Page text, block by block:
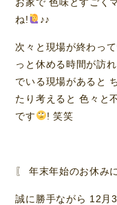
ね!
♪♪
次々と現場が終わっ
っと休める時間が訪
でいる現場があると
たり考えると 色々と
です
! 笑笑
〖 年末年始のお休み
誠に勝手ながら 12月